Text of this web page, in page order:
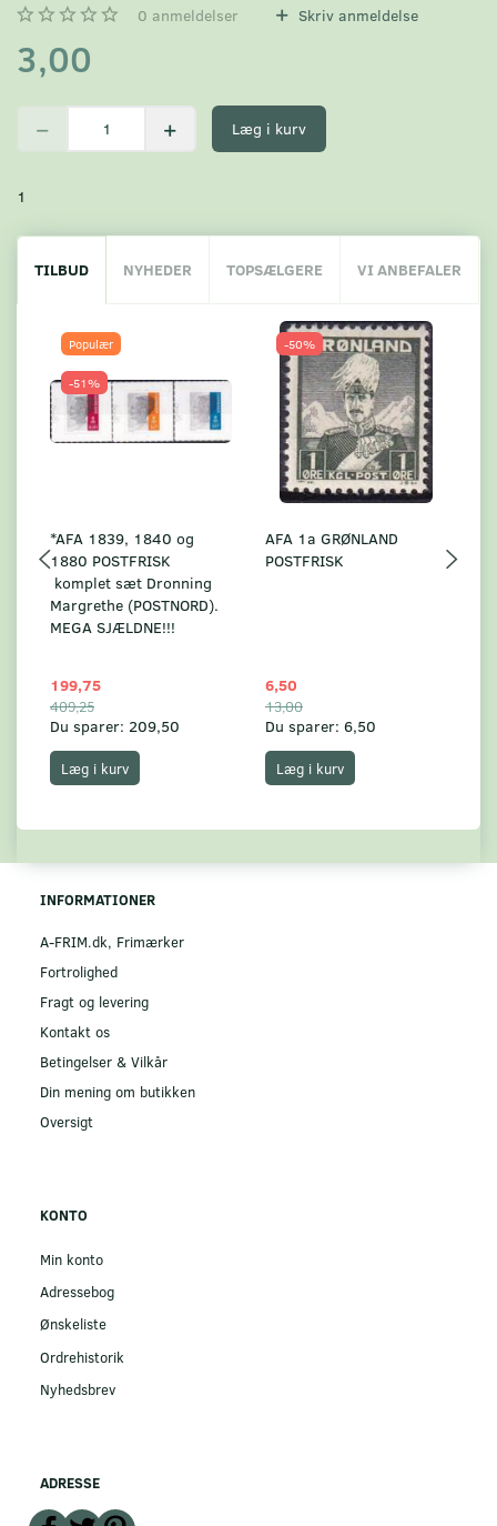
0 anmeldelser Skriv anmeldelse
3,00
Læg i kurv
1
TILBUD NYHEDER TOPSÆLGERE VI ANBEFALER
Populær
-51%
*AFA 1839, 1840 og
1880 POSTFRISK
komplet sæt Dronning
Margrethe (POSTNORD).
MEGA SJÆLDNE!!!
199,75
409,25
Du sparer: 209,50
Læg i kurv
-50%
AFA 1a GRØNLAND
POSTFRISK
6,50
13,00
Du sparer: 6,50
Læg i kurv
INFORMATIONER
A-FRIM.dk, Frimærker
Fortrolighed
Fragt og levering
Kontakt os
Betingelser & Vilkår
Din mening om butikken
Oversigt
KONTO
Min konto
Adressebog
Ønskeliste
Ordrehistorik
Nyhedsbrev
ADRESSE